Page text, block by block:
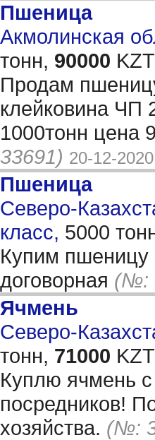
Пшеница
Акмолинская
тонн, 90000
Продам
клейковина ЧП
1000тонн цена
33691) 20-12-2020
Пшеница
Северо-
класс, 5000
Купим пшеницу
договорная (№:
Ячмень
Северо-
тонн, 71000
Куплю ячмень
посредников!
хозяйства. (№: